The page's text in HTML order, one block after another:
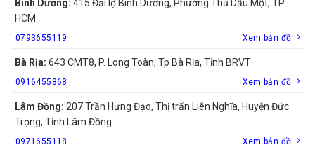
Bình Dương: 415 Đại lộ Bình Dương, Phường Thủ Dầu Một, TP
HCM
0793655119 Xem bản đồ
Bà Rịa: 643 CMT8, P. Long Toàn, Tp Bà Rịa, Tỉnh BRVT
0916455868 Xem bản đồ
Lâm Đồng: 207 Trần Hưng Đạo, Thị trấn Liên Nghĩa, Huyện Đức
Trọng, Tỉnh Lâm Đồng
0971655118 Xem bản đồ